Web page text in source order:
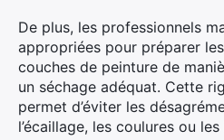
De plus, les professionnels
appropriées pour préparer
couches de peinture de
un séchage adéquat. Cette
permet d’éviter les
l’écaillage, les coulures ou